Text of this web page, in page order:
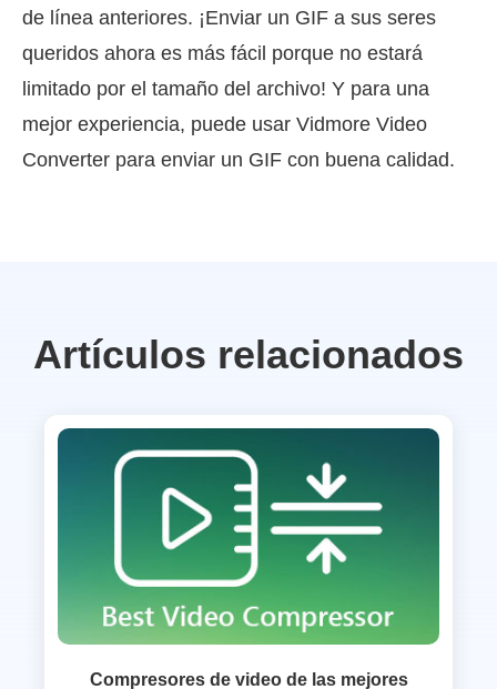
de línea anteriores. ¡Enviar un GIF a sus seres
queridos ahora es más fácil porque no estará
limitado por el tamaño del archivo! Y para una
mejor experiencia, puede usar Vidmore Video
Converter para enviar un GIF con buena calidad.
Artículos relacionados
Compresores de video de las mejores